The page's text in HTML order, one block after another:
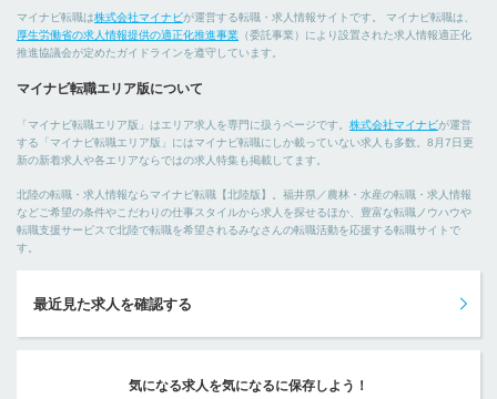
マイナビ転職は株式会社マイナビが運営する転職・求人情報サイトです。 マイナビ転職は、
厚生労働省の求人情報提供の適正化推進事業 （委託事業）により設置された求人情報適正化
推進協議会が定めたガイドラインを遵守しています。
マイナビ転職エリア版について
「マイナビ転職エリア版」はエリア求人を専門に扱うページです。 株式会社マイナビが運営
する「マイナビ転職エリア版」にはマイナビ転職にしか載っていない求人も多数。8月7日更
新の新着求人や各エリアならではの求人特集も掲載してます。
北陸の転職・求人情報ならマイナビ転職【北陸版】。福井県／農林・水産の転職・求人情報
などご希望の条件やこだわりの仕事スタイルから求人を探せるほか、豊富な転職ノウハウや
転職支援サービスで北陸で転職を希望されるみなさんの転職活動を応援する転職サイトで
す。
最近見た求人を確認する
気になる求人を気になるに保存しよう！